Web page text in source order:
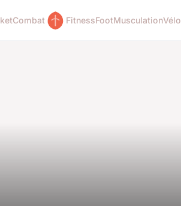
Combat FitnessFootMusculationVélo